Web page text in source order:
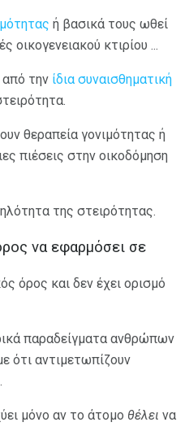
ή βασικά τους ωθεί
οικογενειακού κτιρίου ...
από την ίδια συναισθηματική
θεραπεία γονιμότητας ή
πιέσεις στην οικοδόμηση
της στειρότητας.
να εφαρμόσει σε
όρος και δεν έχει ορισμό
παραδείγματα ανθρώπων
ότι αντιμετωπίζουν
μόνο αν το άτομο θέλει να